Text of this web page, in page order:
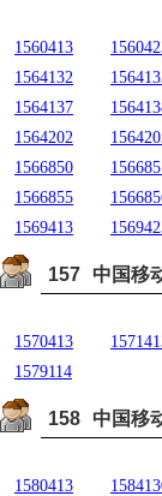
1560413
1564132
1564137
1564202
1566850
1566855
1569413
157 中国移
1570413
1579114
158 中国移
1580413